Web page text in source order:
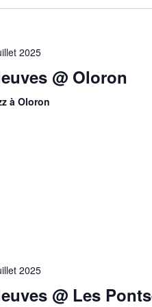
2025
@ Oloron
à Oloron
2025
@ Les